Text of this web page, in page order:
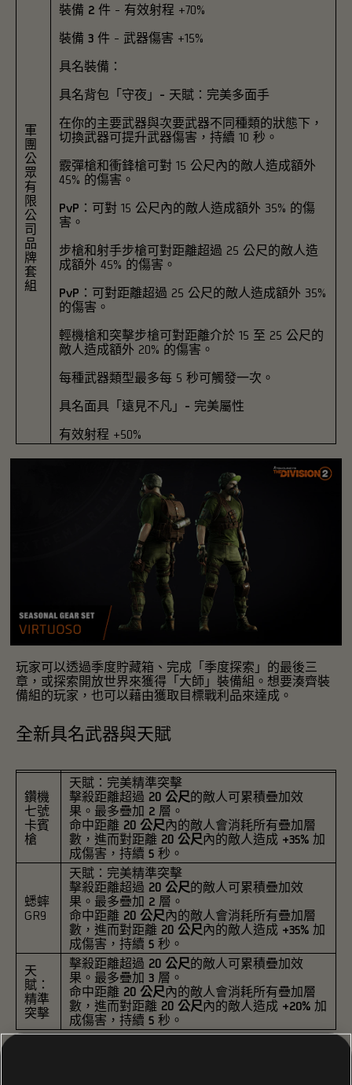
軍
團
公
眾
有
限
公
司
品
牌
套
組
裝備 2 件 - 有效射程 +70%
裝備 3 件 - 武器傷害 +15%
具名裝備 ：
具名背包「守夜」- 天賦：完美多面手
在你的主要武器與次要武器不同種類的狀態下，
切換武器可提升武器傷害，持續 10 秒。
霰彈槍和衝鋒槍可對 15 公尺內的敵人造成額外
45% 的傷害。
PvP ：可對 15 公尺內的敵人造成額外 35% 的傷
害。
步槍和射手步槍可對距離超過 25 公尺的敵人造
成額外 45% 的傷害。
PvP ：可對距離超過 25 公尺的敵人造成額外 35%
的傷害。
輕機槍和突擊步槍可對距離介於 15 至 25 公尺的
敵人造成額外 20% 的傷害。
每種武器類型最多每 5 秒可觸發一次。
具名面具「遠見不凡」- 完美屬性
有效射程 +50%
玩家可以透過季度貯藏箱、完成「季度探索」的最後三
章，或探索開放世界來獲得「大師」裝備組。想要湊齊裝
備組的玩家，也可以藉由獲取目標戰利品來達成。
全新具名武器與天賦
鑽機
七號
卡賓
槍
天賦：完美精準突擊
擊殺距離超過 20 公尺的敵人可累積疊加效
果。最多疊加 2 層。
命中距離 20 公尺內的敵人會消耗所有疊加層
數，進而對距離 20 公尺內的敵人造成 +35% 加
成傷害 ，持續 5 秒 。
蟋蟀
GR9
天賦：完美精準突擊
擊殺距離超過 20 公尺的敵人可累積疊加效
果。最多疊加 2 層。
命中距離 20 公尺內的敵人會消耗所有疊加層
數，進而對距離 20 公尺內的敵人造成 +35% 加
成傷害 ，持續 5 秒 。
天
賦：
精準
突擊
擊殺距離超過 20 公尺的敵人可累積疊加效
果。最多疊加 3 層。
命中距離 20 公尺內的敵人會消耗所有疊加層
數，進而對距離 20 公尺內的敵人造成 +20% 加
成傷害 ，持續 5 秒 。